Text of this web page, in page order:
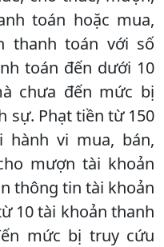
toán hoặc mua,
thanh toán với số
toán đến dưới 10
chưa đến mức bị
sự. Phạt tiền từ 150
hành vi mua, bán,
mượn tài khoản
thông tin tài khoản
10 tài khoản thanh
mức bị truy cứu